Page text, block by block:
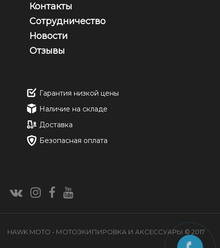
Контакты
Сотрудничество
Новости
Отзывы
Гарантия низкой цены
Наличие на складе
Доставка
Безопасная оплата
HAWK MOTO - МОТОЭКИПИРОВКА И АКСЕССУАРЫ © 2017